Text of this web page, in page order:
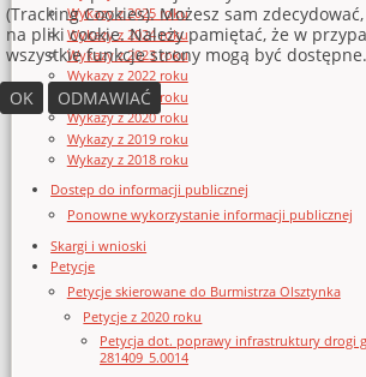
Wykazy z 2025 roku
Wykazy z 2024 roku
Wykazy z 2023 roku
Wykazy z 2022 roku
Wykazy z 2021 roku
Wykazy z 2020 roku
Wykazy z 2019 roku
Wykazy z 2018 roku
Dostęp do informacji publicznej
Ponowne wykorzystanie informacji publicznej
Skargi i wnioski
Petycje
Petycje skierowane do Burmistrza Olsztynka
Petycje z 2020 roku
Petycja dot. poprawy infrastruktury drogi
281409_5.0014
(Tracking Cookies). Możesz sam
na pliki cookie. Należy pamiętać, że w
wszystkie funkcje strony mogą być dostępne.
OK
ODMAWIAĆ